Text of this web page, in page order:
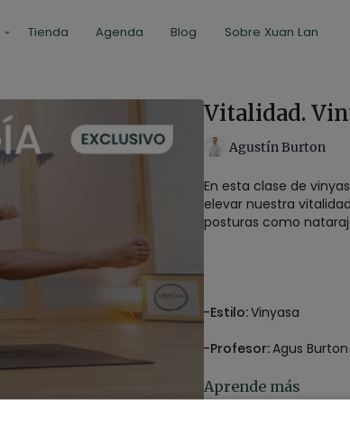
Tienda Agenda Blog Sobre Xuan Lan
Vitalidad.
Agustín Burton
En esta clase de
elevar nuestra
posturas como
-Estilo:Vinyasa
-Profesor:Agus Burton
-Duración:62 minutos
Aprende más